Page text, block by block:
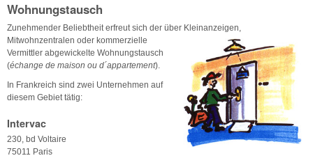
Wohnungstausch
Zunehmender Beliebtheit erfreut sich der über Kleinanzeigen,
Mitwohnzentralen oder kommerzielle
Vermittler abgewickelte Wohnungstausch
(échange de maison ou d´appartement).
In Frankreich sind zwei Unternehmen auf
diesem Gebiet tätig:
Intervac
230, bd Voltaire
75011 Paris